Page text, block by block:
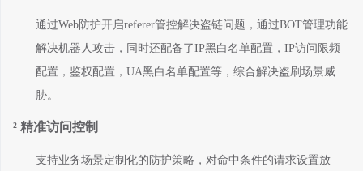
通过Web防护开启referer管控解决盗链问题，通过BOT管理功能
解决机器人攻击，同时还配备了IP黑白名单配置， IP访问限频
配置，鉴权配置， UA黑白名单配置等，综合解决盗刷场景威
胁。
² 精准访问控制
支持业务场景定制化的防护策略，对命中条件的请求设置放